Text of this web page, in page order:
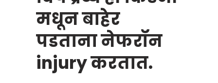
मधून बाहेर
पडताना नेफरॉन
injury करतात.